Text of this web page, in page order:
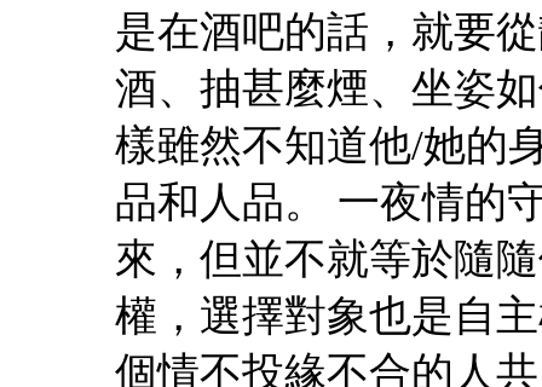
是在酒吧的話，就要
酒、抽甚麼煙、坐姿
樣雖然不知道他/她的
品和人品。 一夜情的
來，但並不就等於隨
權，選擇對象也是自
個情不投緣不合的人